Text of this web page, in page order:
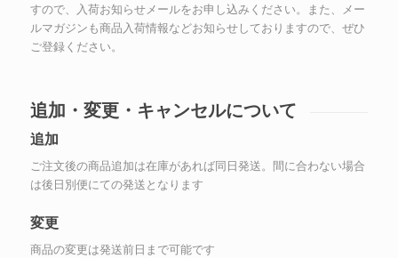
すので、入荷お知らせメールをお申し込みください。また、メー
ルマガジンも商品入荷情報などお知らせしておりますので、ぜひ
ご登録ください。
追加・変更・キャンセルについて
追加
ご注文後の商品追加は在庫があれば同日発送。間に合わない場合
は後日別便にての発送となります
変更
商品の変更は発送前日まで可能です